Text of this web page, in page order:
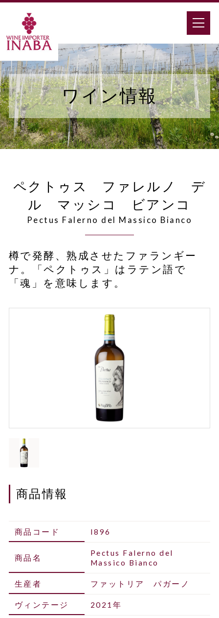
ワイン情報
ペクトゥス ファレルノ デ
ル マッシコ ビアンコ
Pectus Falerno del Massico Bianco
樽で発酵、熟成させたファランギー
ナ。「ペクトゥス」はラテン語で
「魂」を意味します。
商品情報
商品コード I896
商品名
Pectus Falerno del
Massico Bianco
生産者 ファットリア パガーノ
ヴィンテージ 2021年